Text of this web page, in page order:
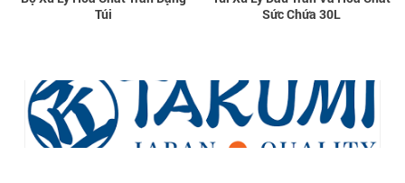
Túi
Sức Chứa 30L